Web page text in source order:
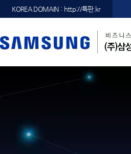
KOREA DOMAIN : http://특판.kr